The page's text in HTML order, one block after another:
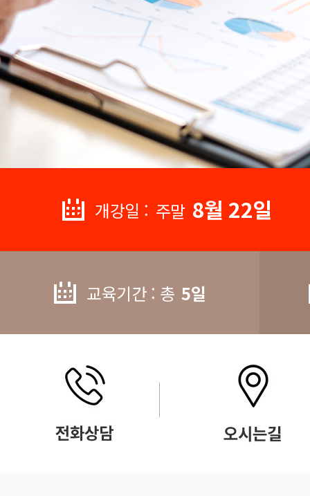
개강일 : 주말 8월 22일
교육기간 : 총 5일